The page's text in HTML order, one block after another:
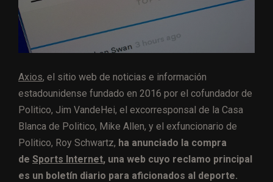
Axios, el sitio web de noticias e información
estadounidense fundado en 2016 por el cofundador de
Politico, Jim VandeHei, el excorresponsal de la Casa
Blanca de Politico, Mike Allen, y el exfuncionario de
Politico, Roy Schwartz, ha anunciado la compra
de Sports Internet, una web cuyo reclamo principal
es un boletín diario para aficionados al deporte.